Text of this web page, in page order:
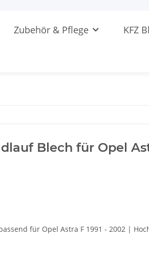
Zubehör & Pflege KFZ
Blech für Opel
für Opel Astra F 1991 - 2002 |